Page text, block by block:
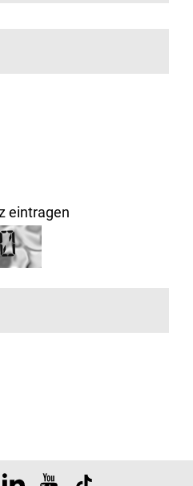
eintragen